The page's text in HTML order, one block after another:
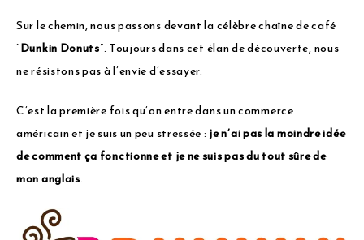
Sur le chemin, nous passons devant la célèbre chaîne de café
“Dunkin Donuts”. Toujours dans cet élan de découverte, nous
ne résistons pas à l’envie d’essayer.
C’est la première fois qu’on entre dans un commerce
américain et je suis un peu stressée : je n’ai pas la moindre idée
de comment ça fonctionne et je ne suis pas du tout sûre de
mon anglais.